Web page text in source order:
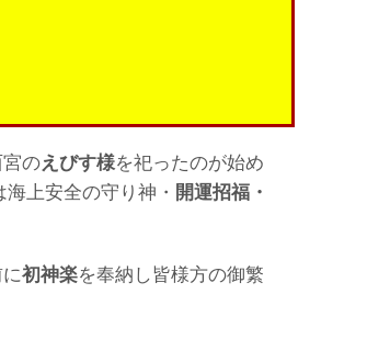
のえびす様を祀ったのが始め
海上安全の守り神・ 開運招福・
初神楽を奉納し皆様方の御繁